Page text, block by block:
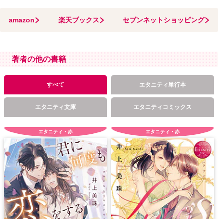
amazon 楽天ブックス セブンネットショッピング
著者の他の書籍
すべて エタニティ単行本
エタニティ文庫 エタニティコミックス
エタニティ・赤 エタニティ・赤